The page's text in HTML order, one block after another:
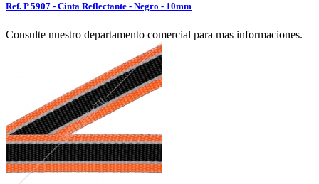
Ref. P 5907 - Cinta Reflectante - Negro - 10mm
Consulte nuestro departamento comercial para mas informaciones.